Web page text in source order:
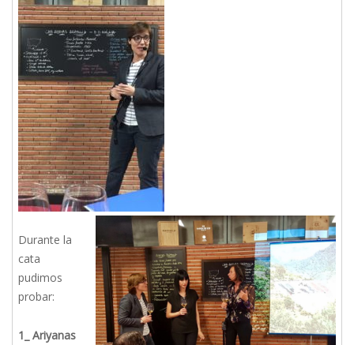
Durante la
cata
pudimos
probar:
1_ Ariyanas